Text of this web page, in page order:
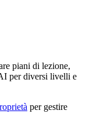
piani di lezione,
per diversi livelli e
per gestire